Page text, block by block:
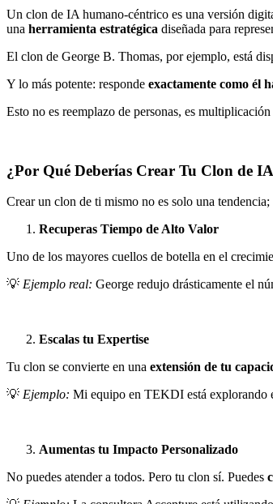
Un clon de IA humano-céntrico es una versión
una herramienta estratégica diseñada para
El clon de George B. Thomas, por ejemplo, está
Y lo más potente: responde exactamente como él
Esto no es reemplazo de personas, es
¿Por Qué Deberías Crear Tu Clon de
Crear un clon de ti mismo no es solo una tendencia;
Recuperas Tiempo de Alto Valor
Uno de los mayores cuellos de botella en el
💡 Ejemplo real: George redujo drásticamente el
Escalas tu Expertise
Tu clon se convierte en una extensión de tu
💡 Ejemplo: Mi equipo en TEKDI está explorando
Aumentas tu Impacto Personalizado
No puedes atender a todos. Pero tu clon sí. Puedes